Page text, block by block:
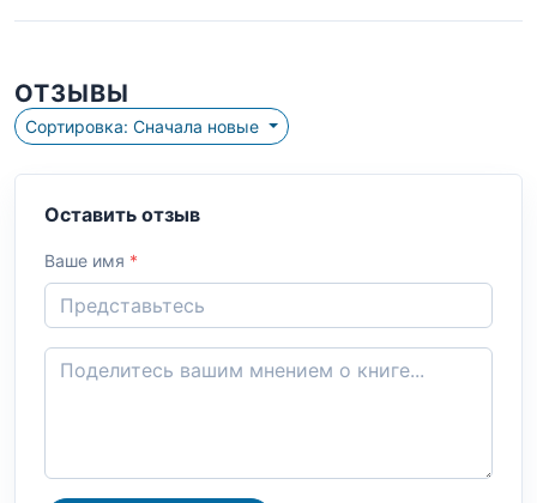
ОТЗЫВЫ
Сортировка: Сначала новые
Оставить отзыв
Ваше имя *